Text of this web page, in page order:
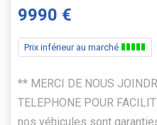
9990 €
Prix inférieur au marché
** MERCI DE NOUS
TELEPHONE POUR
nos véhicules sont